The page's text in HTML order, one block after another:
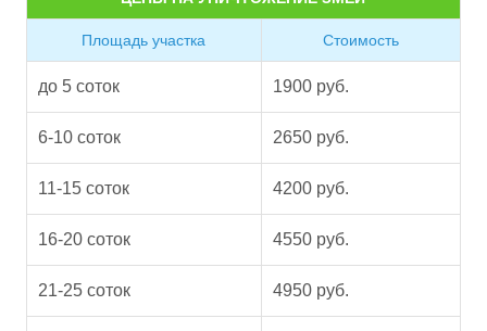
Площадь участка Стоимость
до 5 соток 1900 руб.
6-10 соток 2650 руб.
11-15 соток 4200 руб.
16-20 соток 4550 руб.
21-25 соток 4950 руб.